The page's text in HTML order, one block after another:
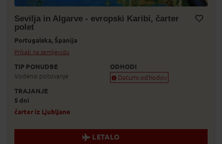
Sevilja in Algarve - evropski Karibi, čarter
polet
Portugalska, Španija
Prikaži na zemljevidu
TIP PONUDBE
Vodeno potovanje
ODHODI
Datumi odhodov
TRAJANJE
5 dni
čarter iz Ljubljane
LETALO